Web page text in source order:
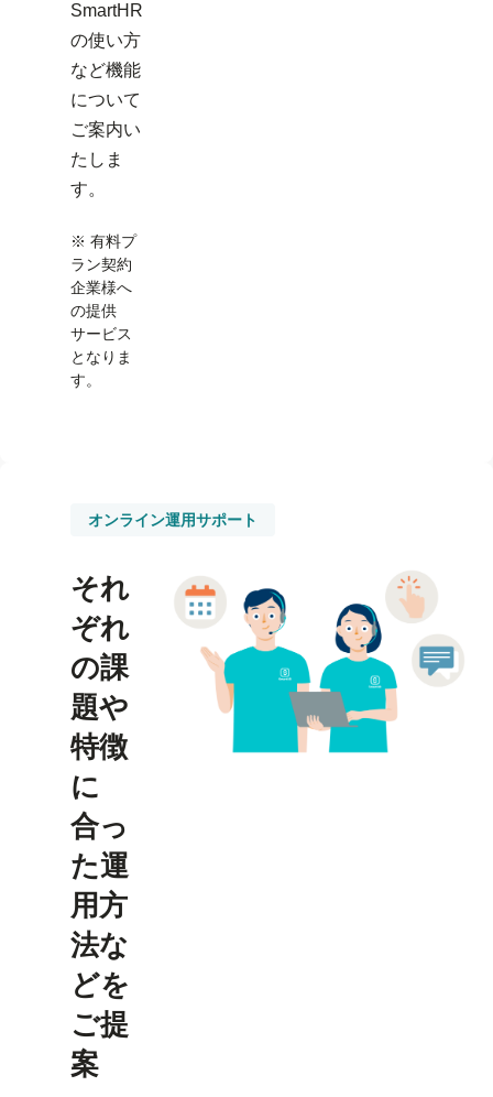
SmartHR
の使い方
など機能
について
ご案内い
たしま
す。
有料プ
ラン契約
企業様へ
の提供
サービス
となりま
す。
オンライン運用サポート
それ
ぞれ
の課
題や
特徴
に
合っ
た運
用方
法な
どを
ご提
案